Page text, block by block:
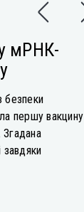
мРНК-
безпеки
першу вакцину
завдяки